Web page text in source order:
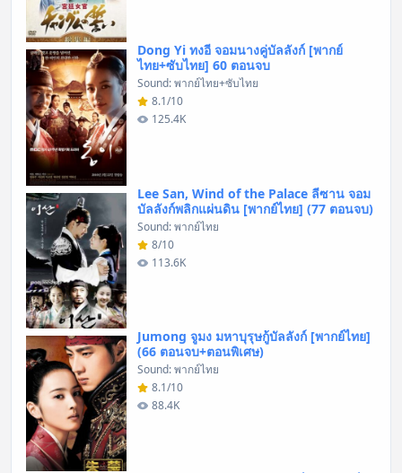
Dong Yi ทงอี จอมนางคู่บัลลังก์ [พากย์
ไทย+ซับไทย] 60 ตอนจบ
Sound: พากย์ไทย+ซับไทย
8.1/10
125.4K
Lee San, Wind of the Palace ลีซาน จอม
บัลลังก์พลิกแผ่นดิน [พากย์ไทย] (77 ตอนจบ)
Sound: พากย์ไทย
8/10
113.6K
Jumong จูมง มหาบุรุษกู้บัลลังก์ [พากย์ไทย]
(66 ตอนจบ+ตอนพิเศษ)
Sound: พากย์ไทย
8.1/10
88.4K